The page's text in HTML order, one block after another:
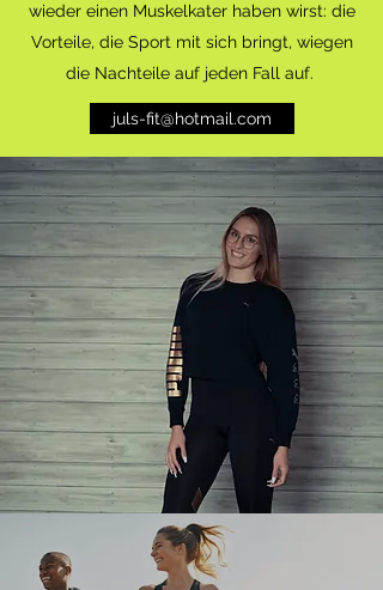
wieder einen Muskelkater haben wirst: die
Vorteile, die Sport mit sich bringt, wiegen
die Nachteile auf jeden Fall auf.
juls-fit@hotmail.com